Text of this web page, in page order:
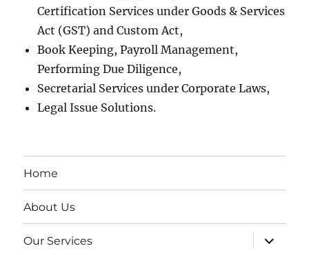
Certification Services under Goods & Services
Act (GST) and Custom Act,
Book Keeping, Payroll Management,
Performing Due Diligence,
Secretarial Services under Corporate Laws,
Legal Issue Solutions.
Home
About Us
Our Services
expand
child